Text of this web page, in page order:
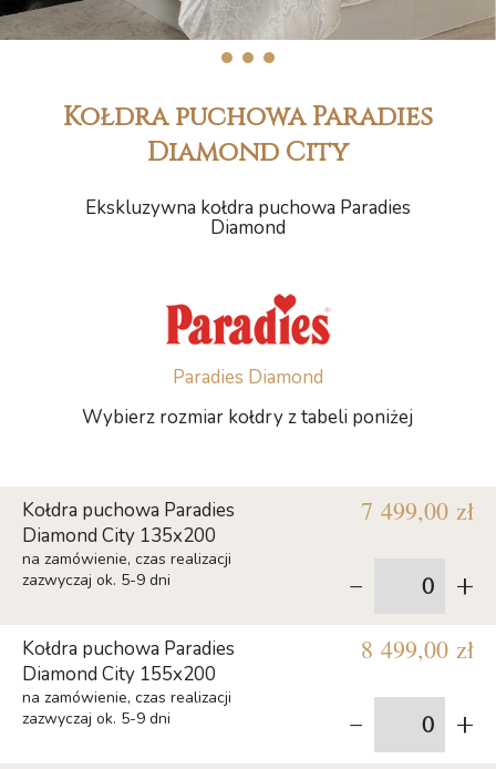
1 2 3
Kołdra puchowa Paradies
Diamond City
Ekskluzywna kołdra puchowa Paradies
Diamond
Paradies Diamond
Wybierz rozmiar kołdry z tabeli poniżej
Kołdra puchowa Paradies
Diamond City 135x200
na zamówienie, czas realizacji
zazwyczaj ok. 5-9 dni
7 499,00 zł
- +
Kołdra puchowa Paradies
Diamond City 155x200
na zamówienie, czas realizacji
zazwyczaj ok. 5-9 dni
8 499,00 zł
- +